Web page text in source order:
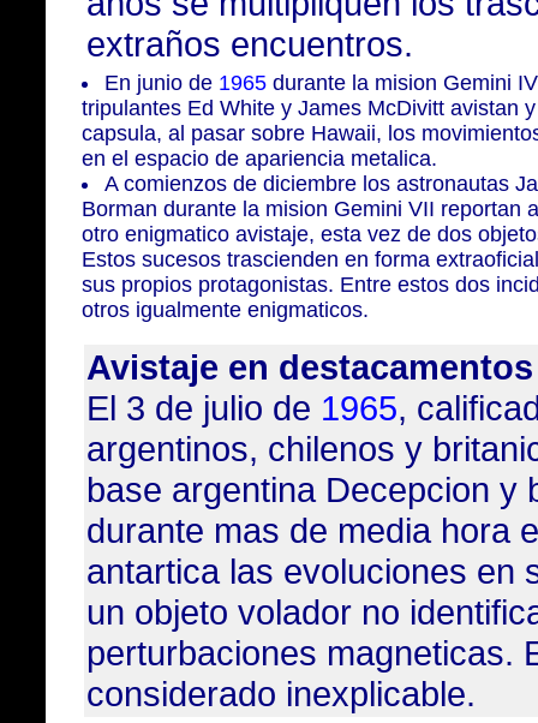
extraños encuentros.
En junio de1965durante la mision Gemini
tripulantes Ed White y James McDivittavistan y
capsula, al pasar sobre Hawaii, los
en el espacio de apariencia metalica.
A comienzos de diciembre los astronautas
Borman durante la mision Gemini VII reportan
otro enigmatico avistaje, esta vez de dos
Estos sucesos trascienden en forma
sus propios protagonistas. Entre estos dos
otros igualmente enigmaticos.
Avistaje en
El 3 de julio de 1965,
argentinos, chilenos y
base argentina Decepcion y
durante mas de media hora
antartica las evoluciones en
un objeto volador no
perturbaciones magneticas.
considerado inexplicable.